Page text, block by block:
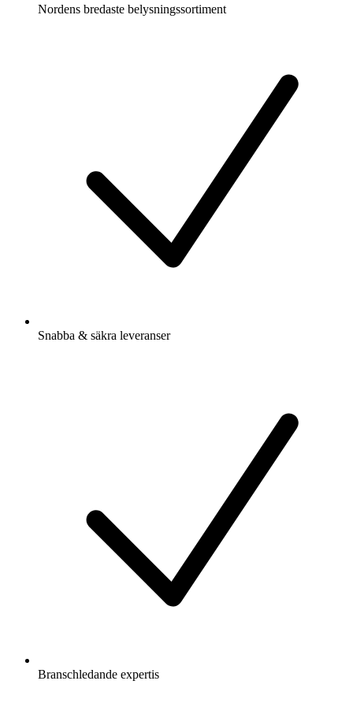
Nordens bredaste belysningssortiment
Snabba & säkra leveranser
Branschledande expertis